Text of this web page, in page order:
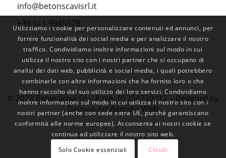
info@betonscavisrl.it
+39 011 9945578
© 2023 Beton Scavi Srl – P.IVA: 05354720012 – Designed by
Daimon ArtAgenzia Web
Utilizziamo i cookie per personalizzare contenuti ed annunci, per
fornire funzionalità dei social media e per analizzare il nostro
traffico. Condividiamo inoltre informazioni sul modo in cui
utilizza il nostro sito con i nostri partner che si occupano di
analisi dei dati web, pubblicità e social media, i quali potrebbero
combinarle con altre informazioni che ha fornito loro o che
hanno raccolto dal suo utilizzo dei loro servizi. Condividiamo
inoltre informazioni sul modo in cui utilizza il nostro sito con i
nostri partner (anche con sede extra UE, purché garantiscano
conformità alle norme europee). Acconsenta ai nostri cookie se
continua ad utilizzare il nostro sito web.
Solo Cookie essenziali
Chiudi